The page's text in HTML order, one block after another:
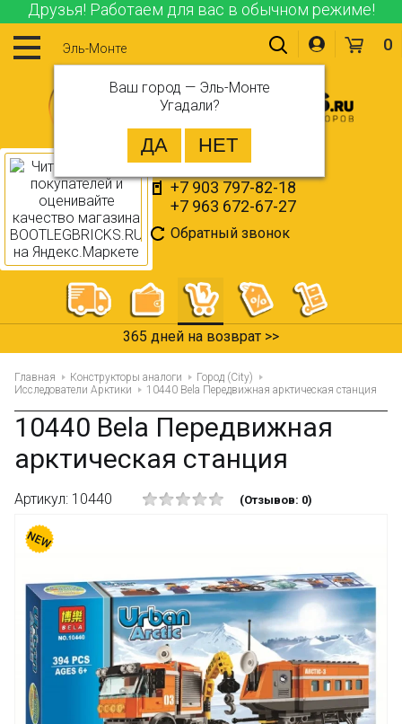
Друзья! Работаем для вас в обычном режиме!
Эль-Монте
Ваш город — Эль-Монте
Угадали?
+7 903 797-82-18
+7 963 672-67-27
Обратный звонок
0
365 дней на возврат >>
Главная Конструкторы аналоги
Город (City)
Исследователи Арктики
10440 Bela Передвижная арктическая станция
10440 Bela Передвижная
арктическая станция
Артикул: 10440 (Отзывов: 0)